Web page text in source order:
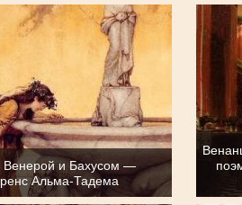
и Бахусом —
Альма-Тадема